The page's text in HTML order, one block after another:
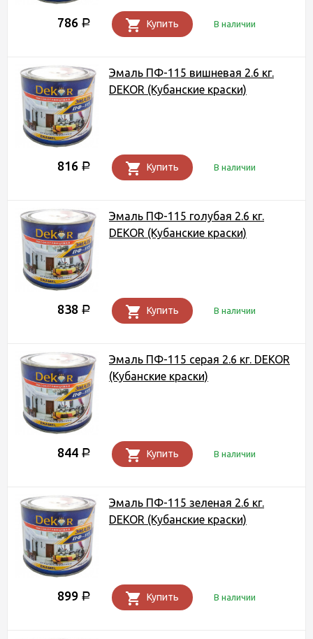
786 Р Купить В наличии
Эмаль ПФ-115 вишневая 2.6 кг.
DEKOR (Кубанские краски)
816 Р Купить В наличии
Эмаль ПФ-115 голубая 2.6 кг.
DEKOR (Кубанские краски)
838 Р Купить В наличии
Эмаль ПФ-115 серая 2.6 кг. DEKOR
(Кубанские краски)
844 Р Купить В наличии
Эмаль ПФ-115 зеленая 2.6 кг.
DEKOR (Кубанские краски)
899 Р Купить В наличии